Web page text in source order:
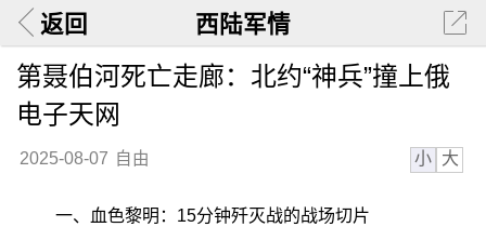
返回 西陆军情
第聂伯河死亡走廊：北约“神兵”撞上俄
电子天网
2025-08-07 自由 小 大
一、血色黎明：15分钟歼灭战的战场切片